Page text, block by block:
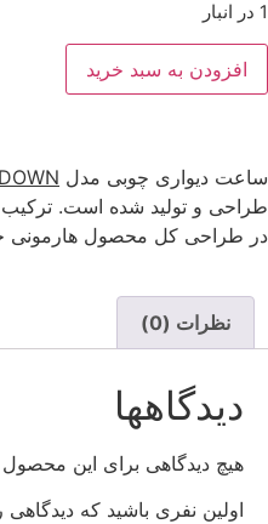
1 در انبار
افزودن به سبد خرید
ساعت دیواری چوبی مدل
طراحی و تولید شده است.
در طراحی کل محصول هارمونی
نظرات (0)
دیدگاهها
هیچ دیدگاهی برای این
اولین نفری باشید که